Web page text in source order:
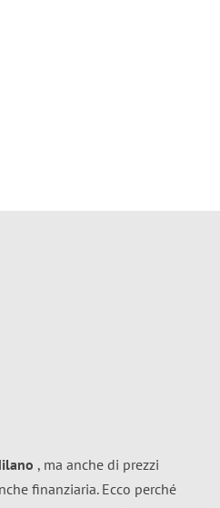
, ma anche di prezzi
finanziaria. Ecco perché